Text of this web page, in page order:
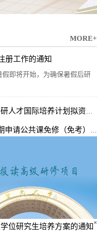
MORE+
册工作的通知
即将开始，为确保暑假后研
际培养计划拟资助名单的通知
共课免修（免考）的工作通知
审核工作安排的通知（更新）
及合同管理情况统计工作的通知
究生项目录取名单
（人工智能专项）结题验收工作的通知
位研究生培养方案的通知